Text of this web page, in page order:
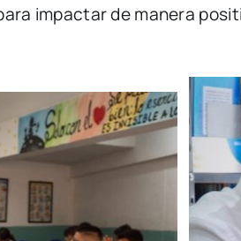
impactar de manera